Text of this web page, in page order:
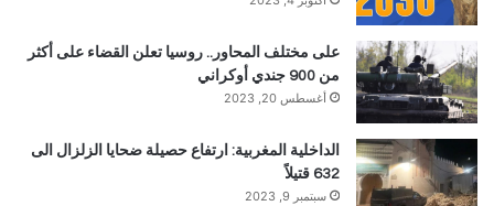
على مختلف المحاور.. روسيا تعلن القضاء على أكثر
من 900 جندي أوكراني
أغسطس 20, 2023
الداخلية المغربية: ارتفاع حصيلة ضحايا الزلزال الى
632 قتيلاً
سبتمبر 9, 2023